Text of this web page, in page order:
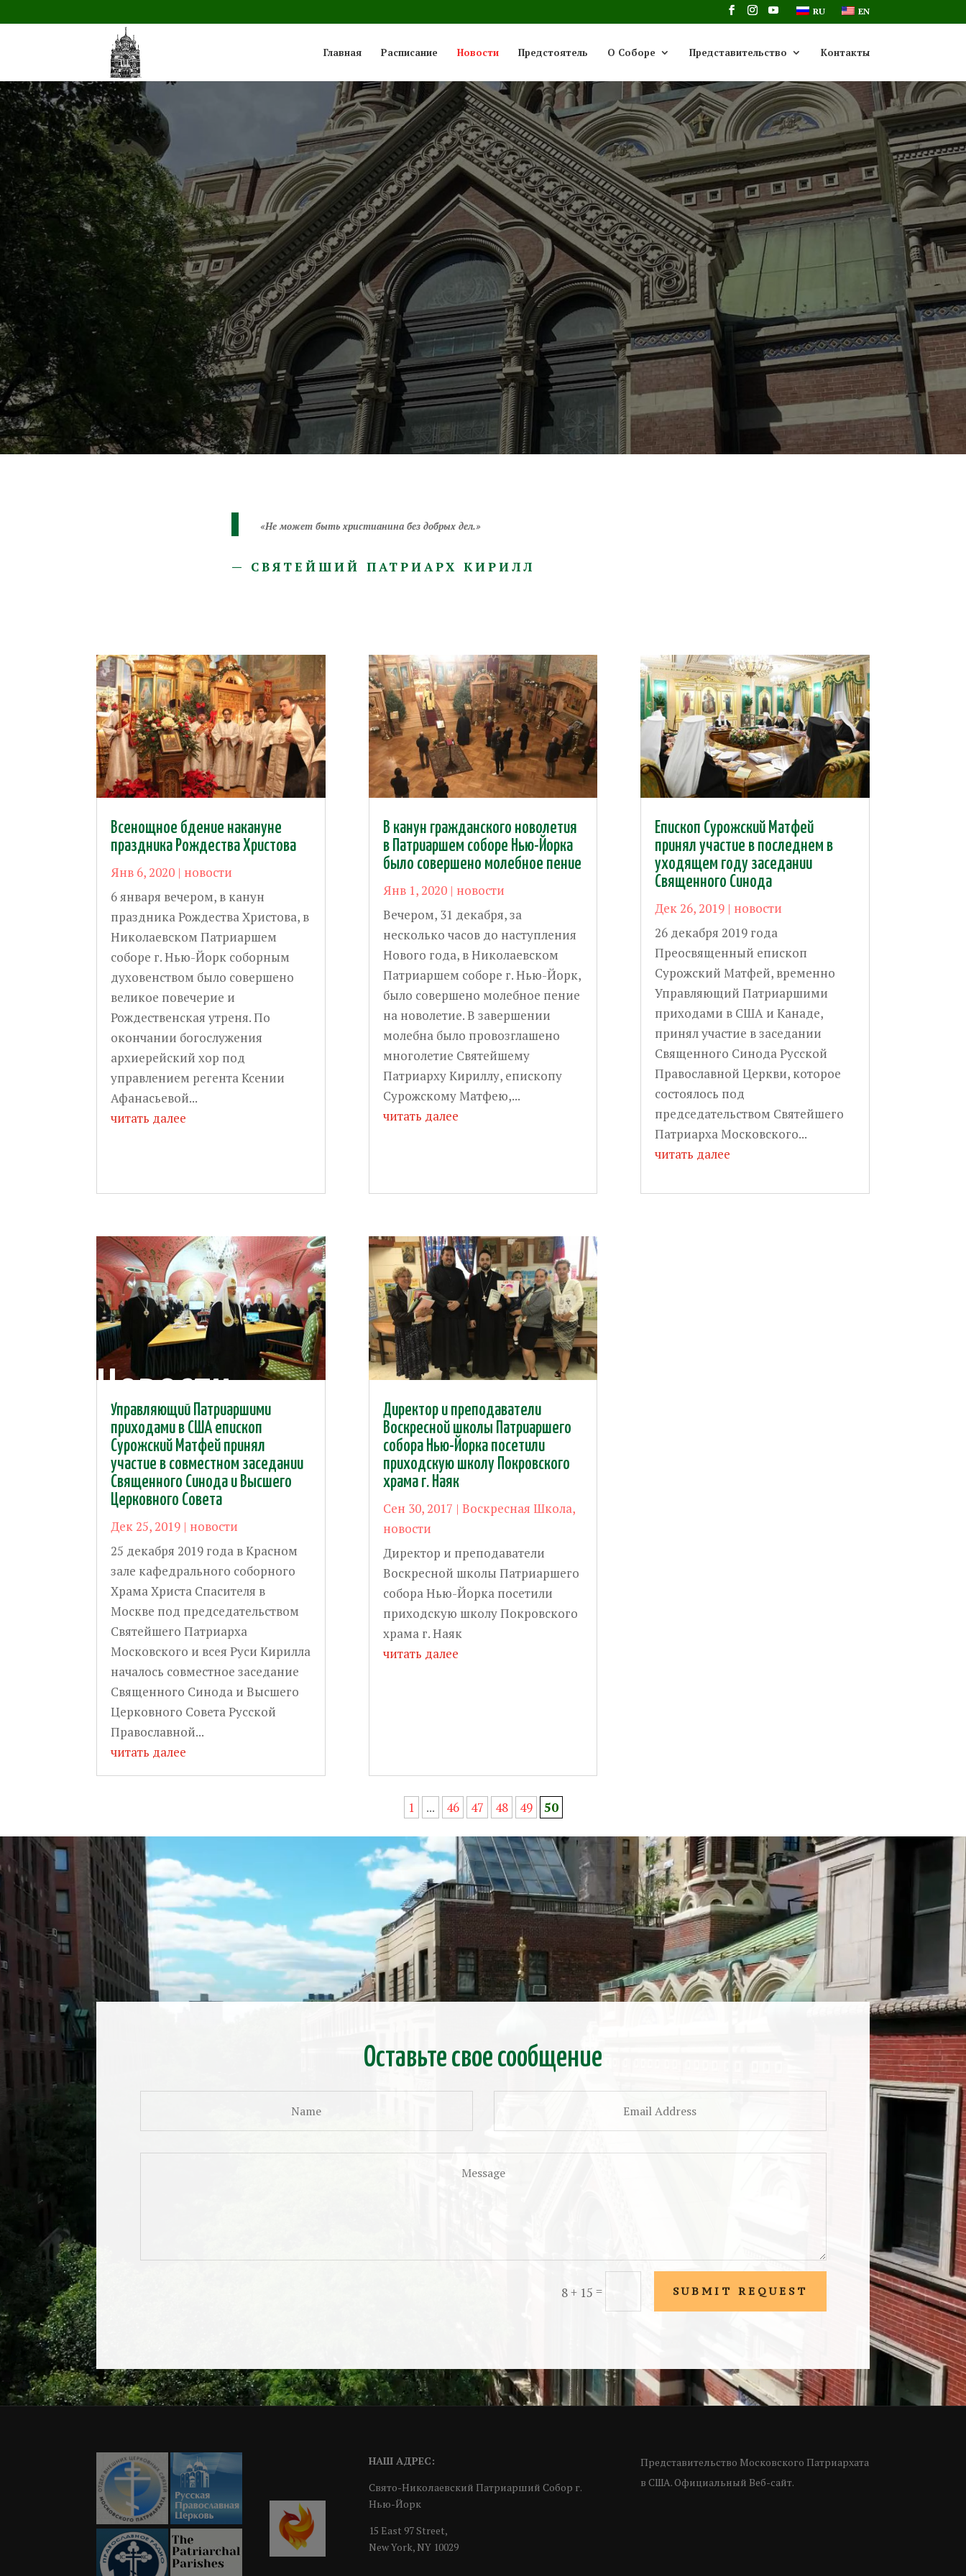
RU EN
Главная Расписание Новости Предстоятель О Соборе Представительство Контакты
Новости
«Не может быть христианина без добрых дел.»
— СВЯТЕЙШИЙ ПАТРИАРХ КИРИЛЛ
Всенощное бдение накануне
праздника Рождества Христова
Янв 6, 2020 | новости
6 января вечером, в канун
праздника Рождества Христова, в
Николаевском Патриаршем
соборе г. Нью-Йорк соборным
духовенством было совершено
великое повечерие и
Рождественская утреня. По
окончании богослужения
архиерейский хор под
управлением регента Ксении
Афанасьевой...
читать далее
Управляющий Патриаршими
приходами в США епископ
Сурожский Матфей принял
участие в совместном заседании
Священного Синода и Высшего
Церковного Совета
Дек 25, 2019 | новости
25 декабря 2019 года в Красном
зале кафедрального соборного
Храма Христа Спасителя в
Москве под председательством
Святейшего Патриарха
Московского и всея Руси Кирилла
началось совместное заседание
Священного Синода и Высшего
Церковного Совета Русской
Православной...
читать далее
В канун гражданского новолетия
в Патриаршем соборе Нью-Йорка
было совершено молебное пение
Янв 1, 2020| новости
Вечером, 31 декабря, за
несколько часов до наступления
Нового года, в Николаевском
Патриаршем соборе г. Нью-Йорк,
было совершено молебное пение
на новолетие. В завершении
молебна было провозглашено
многолетие Святейшему
Патриарху Кириллу, епископу
Сурожскому Матфею,...
читать далее
Директор и преподаватели
Воскресной школы Патриаршего
собора Нью-Йорка посетили
приходскую школу Покровского
храма г. Наяк
Сен 30, 2017 | Воскресная Школа,
новости
Директор и преподаватели
Воскресной школы Патриаршего
собора Нью-Йорка посетили
приходскую школу Покровского
храма г. Наяк
читать далее
Епископ Сурожский Матфей
принял участие в последнем в
уходящем году заседании
Священного Синода
Дек 26, 2019| новости
26 декабря 2019 года
Преосвященный епископ
Сурожский Матфей, временно
Управляющий Патриаршими
приходами в США и Канаде,
принял участие в заседании
Священного Синода Русской
Православной Церкви, которое
состоялось под
председательством Святейшего
Патриарха Московского...
читать далее
1 ... 46 47 48 49 50
Видеоплеер
Оставьте свое сообщение
8 + 15 = SUBMIT REQUEST
НАШ АДРЕС:
Свято-Николаевский Патриарший Собор г.
Нью-Йорк
15 East 97 Street,
New York, NY 10029
Представительство Московского Патриархата
в США. Официальный Веб-сайт.